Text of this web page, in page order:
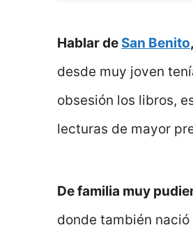
Hablar de San Benito
desde muy joven
obsesión los libros,
lecturas de mayor
De familia muy
donde también